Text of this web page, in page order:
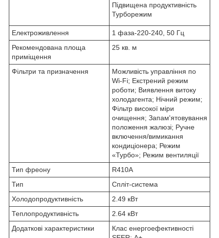
Підвищена продуктивність
Турборежим
Електроживлення
1 фаза-220-240, 50 Гц
Рекомендована площа
приміщення
25 кв. м
Фільтри та призначення
Можливість управління по
Wi-Fi; Екстрений режим
роботи; Виявлення витоку
холодагента; Нічний режим;
Фільтр високої міри
очищення; Запам'ятовування
положення жалюзі; Ручне
включення/вимикання
кондиціонера; Режим
«Турбо»; Режим вентиляції
Тип фреону
R410A
Тип
Спліт-система
Холодопродуктивність
2.49 кВт
Теплопродуктивність
2.64 кВт
Додаткові характеристики
Клас енергоефективності